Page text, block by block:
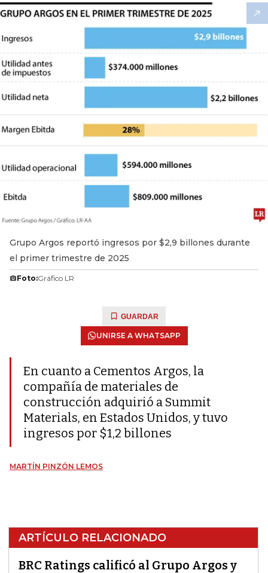
Grupo Argos reportó ingresos por $2,9 billones durante
el primer trimestre de 2025
Foto:Gráfico LR
GUARDAR
UNIRSE A WHATSAPP
En cuanto a Cementos Argos, la
compañía de materiales de
construcción adquirió a Summit
Materials, en Estados Unidos, y tuvo
ingresos por $1,2 billones
MARTÍN PINZÓN LEMOS
ARTÍCULO RELACIONADO
BRC Ratings calificó al Grupo Argos y